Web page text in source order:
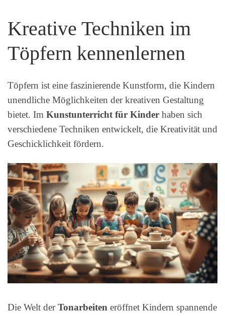
Kreative Techniken im
Töpfern kennenlernen
Töpfern ist eine faszinierende Kunstform, die Kindern
unendliche Möglichkeiten der kreativen Gestaltung
bietet. Im Kunstunterricht für Kinder haben sich
verschiedene Techniken entwickelt, die Kreativität und
Geschicklichkeit fördern.
Die Welt derTonarbeiten eröffnet Kindern spannende